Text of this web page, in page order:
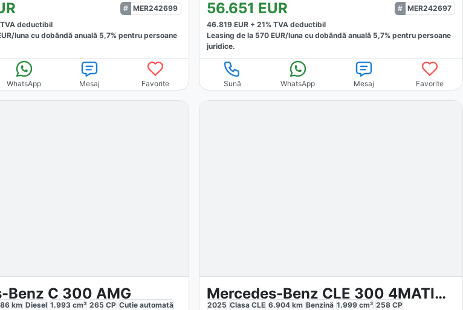
MER242699
TVA deductibil
luna cu dobăndă anuală 5,7% pentru persoane
WhatsApp Mesaj Favorite
56.651 EUR
MER242697
46.819EUR + 21% TVA deductibil
Leasing de la 570EUR/lunacu dobăndă anuală 5,7% pentru persoane
juridice.
Sună WhatsApp Mesaj Favorite
Benz C 300 AMG
km Diesel 1.993 cm³ 265 CP Cutieautomată
Mercedes-Benz CLE 300 4MATIC AMG
2025 Clasa CLE 6.904km Benzină 1.999cm³ 258CP